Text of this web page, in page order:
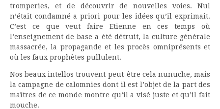
tromperies, et de découvrir de nouvelles voies. Nul
n’était condamné a priori pour les idées qu’il exprimait.
C’est ce que veut faire Etienne en ces temps où
l’enseignement de base a été détruit, la culture générale
massacrée, la propagande et les procès omniprésents et
où les faux prophètes pullulent.
Nos beaux intellos trouvent peut-être cela nunuche, mais
la campagne de calomnies dont il est l’objet de la part des
maîtres de ce monde montre qu’il a visé juste et qu’il fait
mouche.